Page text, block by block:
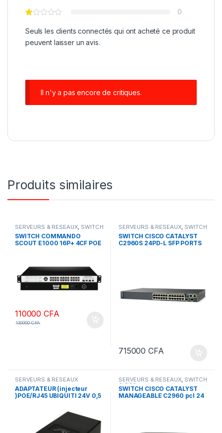
0
Seuls les clients connectés qui ont acheté ce produit
peuvent laisser un avis.
Il n'y a pas encore de critiques.
Produits similaires
SERVEURS & RESEAUX SWITCH
SWITCH COMMANDO
SCOUT E1000 16P+ 4CF POE
110000CFA
130000CFA
SERVEURS & RESEAUX SWITCH
SWITCH CISCO CATALYST
C2960S 24PD-L SFP PORTS
715000CFA
SERVEURS & RESEAUX
ADAPTATEUR (injecteur
)POE/RJ45 UBIQUITI 24V 0,5
SERVEURS & RESEAUX, SWITCH
CISCO
SWITCH CISCO CATALYST
MANAGEABLE C2960 pcl 24